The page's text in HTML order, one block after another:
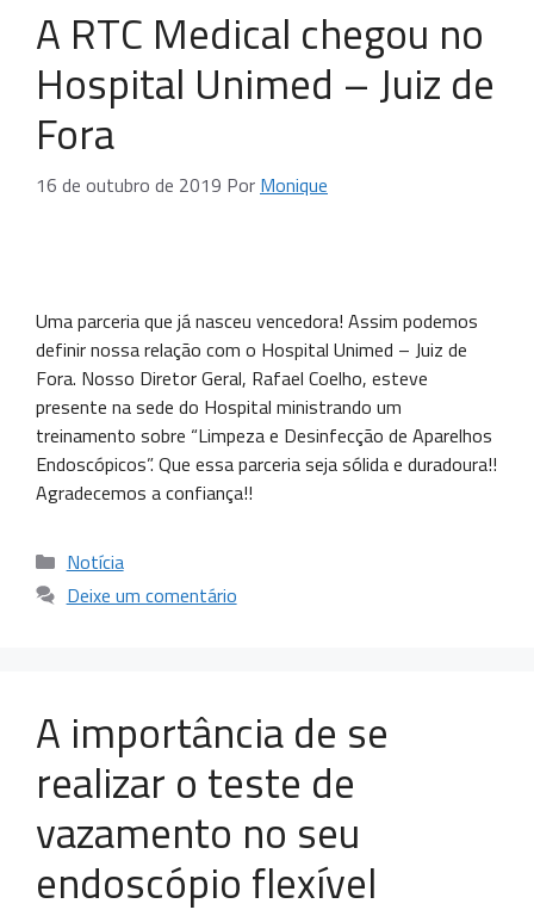
A RTC Medical chegou no
Hospital Unimed – Juiz de
Fora
16 de outubro de 2019 Por Monique
Uma parceria que já nasceu vencedora! Assim podemos
definir nossa relação com o Hospital Unimed – Juiz de
Fora. Nosso Diretor Geral, Rafael Coelho, esteve
presente na sede do Hospital ministrando um
treinamento sobre “Limpeza e Desinfecção de Aparelhos
Endoscópicos”. Que essa parceria seja sólida e duradoura!!
Agradecemos a confiança!!
Notícia
Deixe um comentário
A importância de se
realizar o teste de
vazamento no seu
endoscópio flexível